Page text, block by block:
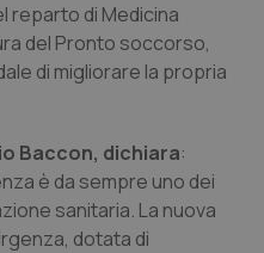
reparto di Medicina
del Pronto soccorso,
di migliorare la propria
Baccon, dichiara:
è da sempre uno dei
sanitaria. La nuova
dotata di